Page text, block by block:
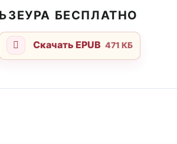
БЕСПЛАТНО
Скачать EPUB 471 КБ